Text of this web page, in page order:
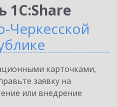
1С:Share
Черкесской
карточками,
заявку на
или внедрение